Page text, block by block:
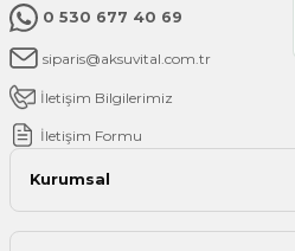
0 530 677 40 69
siparis@aksuvital.com.tr
İletişim Bilgilerimiz
İletişim Formu
Kurumsal